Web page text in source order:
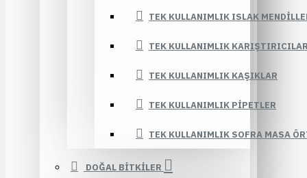
TEK KULLANIMLIK ISLAK
TEK KULLANIMLIK
TEK KULLANIMLIK KAŞIKLAR
TEK KULLANIMLIK PIPETLER
TEK KULLANIMLIK SOFRA MASA
DOĞAL BİTKİLER